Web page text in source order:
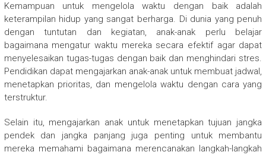
Kemampuan untuk mengelola waktu dengan baik adalah
keterampilan hidup yang sangat berharga. Di dunia yang penuh
dengan tuntutan dan kegiatan, anak-anak perlu belajar
bagaimana mengatur waktu mereka secara efektif agar dapat
menyelesaikan tugas-tugas dengan baik dan menghindari stres.
Pendidikan dapat mengajarkan anak-anak untuk membuat jadwal,
menetapkan prioritas, dan mengelola waktu dengan cara yang
terstruktur.
Selain itu, mengajarkan anak untuk menetapkan tujuan jangka
pendek dan jangka panjang juga penting untuk membantu
mereka memahami bagaimana merencanakan langkah-langkah